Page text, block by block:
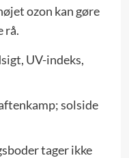
ozon kan gøre
rå.
UV-indeks,
solside
tager ikke